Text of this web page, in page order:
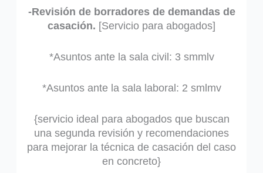
-Revisión de borradores de demandas de
casación. [Servicio para abogados]
*Asuntos ante la sala civil: 3 smmlv
*Asuntos ante la sala laboral: 2 smlmv
{servicio ideal para abogados que buscan
una segunda revisión y recomendaciones
para mejorar la técnica de casación del caso
en concreto}